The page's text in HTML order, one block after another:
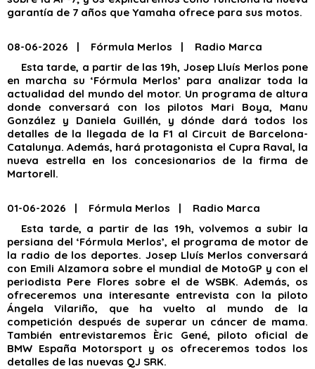
garantía de 7 años que Yamaha ofrece para sus motos.
08-06-2026 | Fórmula Merlos | Radio Marca
Esta tarde, a partir de las 19h, Josep Lluís Merlos pone
en marcha su ‘Fórmula Merlos’ para analizar toda la
actualidad del mundo del motor. Un programa de altura
donde conversará con los pilotos Mari Boya, Manu
González y Daniela Guillén, y dónde dará todos los
detalles de la llegada de la F1 al Circuit de Barcelona-
Catalunya. Además, hará protagonista el Cupra Raval, la
nueva estrella en los concesionarios de la firma de
Martorell.
01-06-2026 | Fórmula Merlos | Radio Marca
Esta tarde, a partir de las 19h, volvemos a subir la
persiana del ‘Fórmula Merlos’, el programa de motor de
la radio de los deportes. Josep Lluís Merlos conversará
con Emili Alzamora sobre el mundial de MotoGP y con el
periodista Pere Flores sobre el de WSBK. Además, os
ofreceremos una interesante entrevista con la piloto
Ángela Vilariño, que ha vuelto al mundo de la
competición después de superar un cáncer de mama.
También entrevistaremos Èric Gené, piloto oficial de
BMW España Motorsport y os ofreceremos todos los
detalles de las nuevas QJ SRK.